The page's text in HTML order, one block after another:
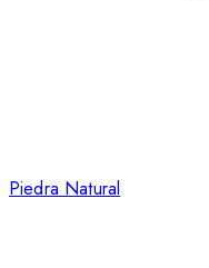
Piedra Natural